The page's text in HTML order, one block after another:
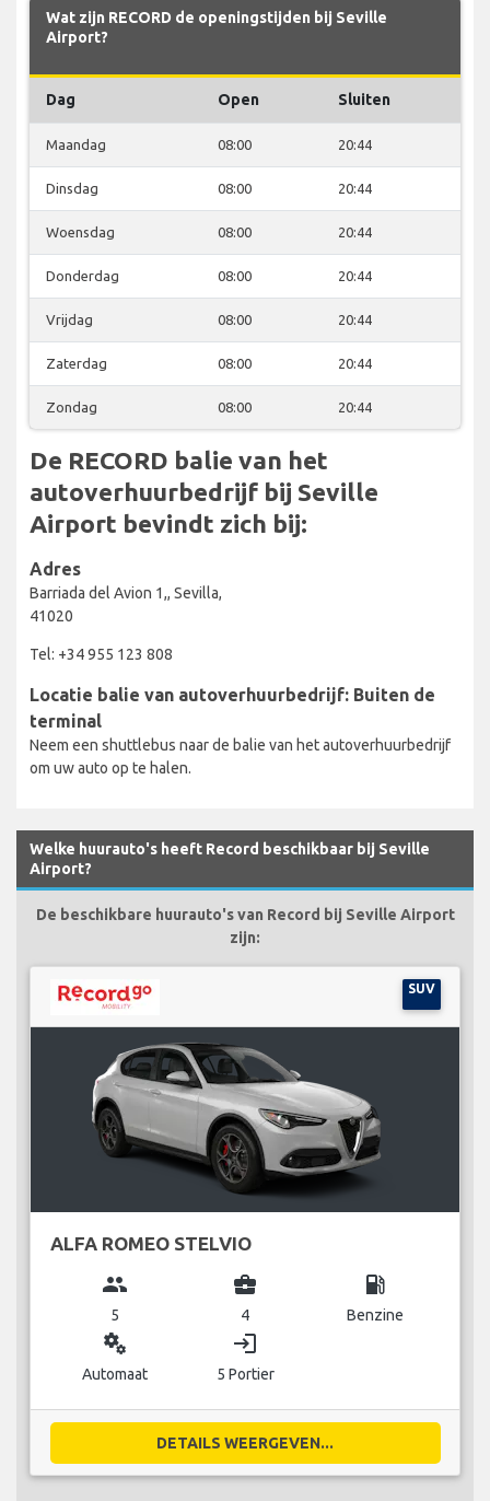
Wat zijn RECORD de openingstijden bij Seville
Airport?
Dag Open Sluiten
Maandag 08:00 20:44
Dinsdag 08:00 20:44
Woensdag 08:00 20:44
Donderdag 08:00 20:44
Vrijdag 08:00 20:44
Zaterdag 08:00 20:44
Zondag 08:00 20:44
De RECORD balie van het
autoverhuurbedrijf bij Seville
Airport bevindt zich bij:
Adres
Barriada del Avion 1,, Sevilla,
41020
Tel: +34 955 123 808
Locatie balie van autoverhuurbedrijf: Buiten de
terminal
Neem een shuttlebus naar de balie van het autoverhuurbedrijf
om uw auto op te halen.
Welke huurauto's heeft Record beschikbaar bij Seville
Airport?
De beschikbare huurauto's van Record bij Seville Airport
zijn:
SUV
ALFA ROMEO STELVIO
group
5
business_center
4
local_gas_station
Benzine
miscellaneous_services
Automaat
login
5 Portier
DETAILS WEERGEVEN...